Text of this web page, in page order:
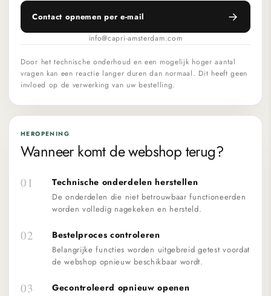
Contact opnemen per e-mail
info@capri-amsterdam.com
Door het technische onderhoud en een mogelijk hoger aantal
vragen kan een reactie langer duren dan normaal. Dit heeft geen
invloed op de verwerking van uw bestelling.
HEROPENING
Wanneer komt de webshop terug?
01 Technische onderdelen herstellen
De onderdelen die niet betrouwbaar functioneerden
worden volledig nagekeken en hersteld.
02 Bestelproces controleren
Belangrijke functies worden uitgebreid getest voordat
de webshop opnieuw beschikbaar wordt.
03 Gecontroleerd opnieuw openen